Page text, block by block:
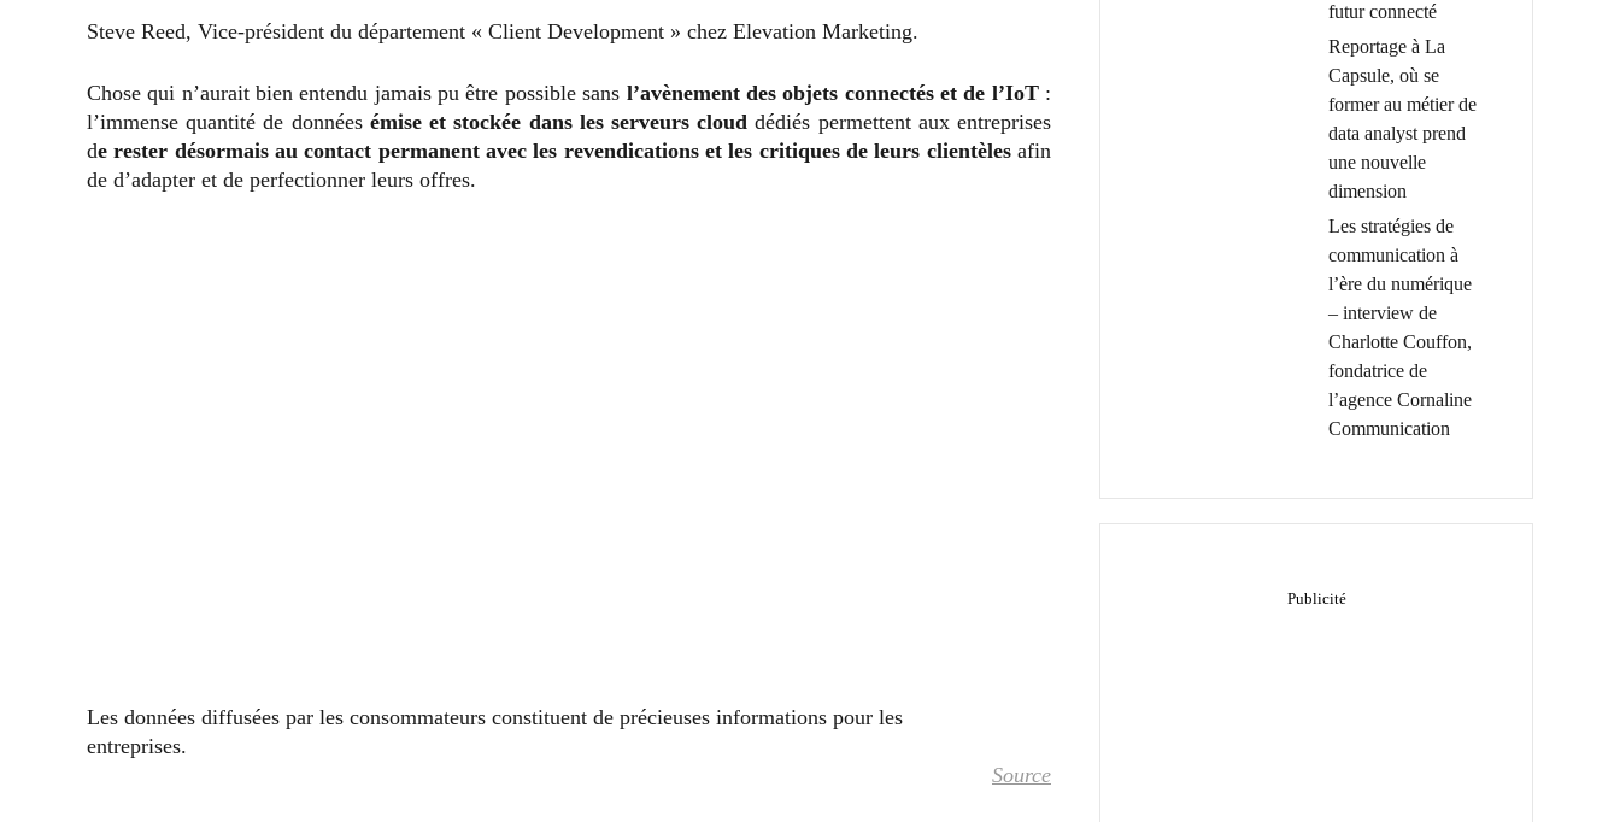
Steve Reed, Vice-président du département « Client Development » chez Elevation Marketing.
Chose qui n’aurait bien entendu jamais pu être possible sans l’avènement des objets connectés et de l’IoT:
l’immense quantité de données émise et stockée dans les serveurs cloud dédiés permettent aux entreprises
de rester désormais au contact permanent avec les revendications et les critiques de leurs clientèlesafin
de d’adapter et de perfectionner leurs offres.
Les données diffusées par les consommateurs constituent de précieuses informations pour les
entreprises.
Source
futur connecté
Reportage à La
Capsule, où se
former au métier de
data analyst prend
une nouvelle
dimension
Les stratégies de
communication à
l’ère du numérique
– interview de
Charlotte Couffon,
fondatrice de
l’agence Cornaline
Communication